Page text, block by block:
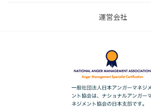
運営会社